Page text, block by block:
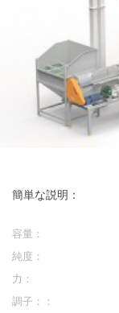
簡単な説明：
容量：
純度：
力：
調子：：